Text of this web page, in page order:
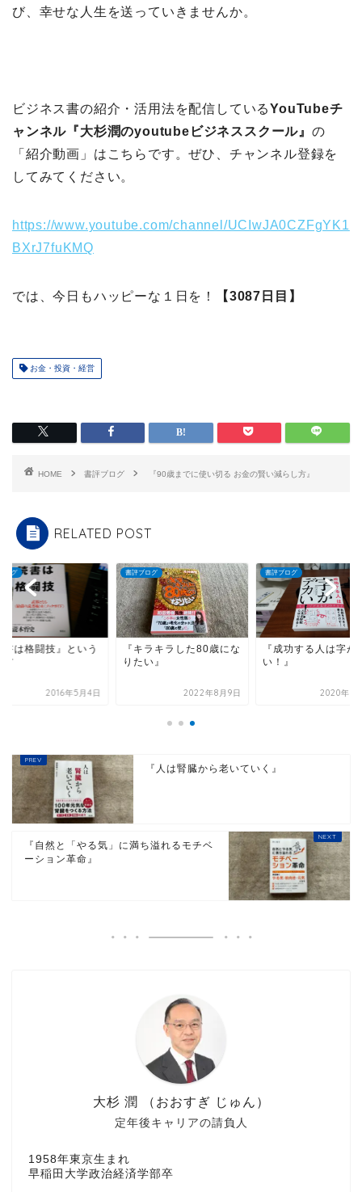
び、幸せな人生を送っていきませんか。
ビジネス書の紹介・活用法を配信しているYouTubeチ
ャンネル『大杉潤のyoutubeビジネススクール』 の
「紹介動画」はこちらです。ぜひ、チャンネル登録を
してみてください。
https://www.youtube.com/channel/UCIwJA0CZFgYK1
BXrJ7fuKMQ
では、今日もハッピーな１日を！ 【3087日目】
お金・投資・経営
HOME 書評ブログ 『90歳までに使い切る お金の賢い減らし方』
RELATED POST
ログ
書は格闘技』という
方
2016年5月4日
書評ブログ
『キラキラした80歳にな
りたい』
2022年8月9日
書評ブログ
『成功する人は字が
い！』
2020年2
『人は腎臓から老いていく』
『自然と「やる気」に満ち溢れるモチベ
ーション革命』
定年後キャリアの請負人
大杉 潤 （おおすぎ じゅん）
1958年東京生まれ
早稲田大学政治経済学部卒